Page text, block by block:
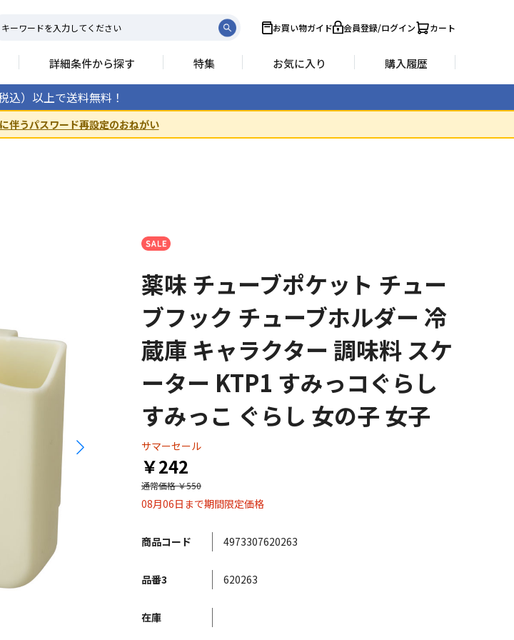
お買い物ガイド 会員登録/ログイン カート
詳細条件から探す 特集 お気に入り 購入履歴
込）以上で送料無料！
伴うパスワード再設定のおねがい
薬味 チューブポケット チュー
ブフック チューブホルダー 冷
蔵庫 キャラクター 調味料 スケ
ーター KTP1 すみっコぐらし
すみっこ ぐらし 女の子 女子
サマーセール
￥242
通常価格￥550
08月06日まで期間限定価格
商品コード 4973307620263
品番3 620263
在庫